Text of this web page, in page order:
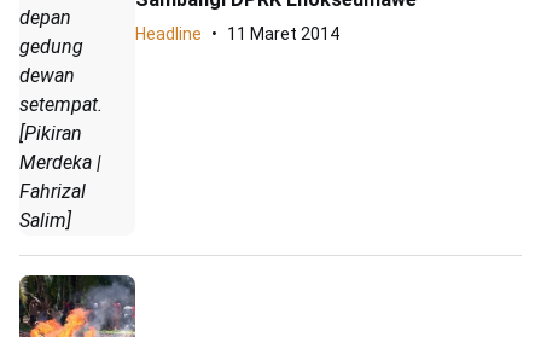
depan
gedung
dewan
setempat.
[Pikiran
Merdeka |
Fahrizal
Salim]
Headline 11 Maret 2014